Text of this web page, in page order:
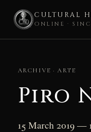
CULTURAL
ONLINE ·
contentARCHIVE · ARTE
Piro
15 March 2019 —